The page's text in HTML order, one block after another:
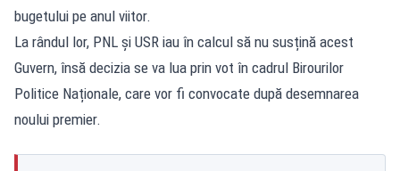
bugetului pe anul viitor.
La rândul lor, PNL și USR iau în calcul să nu susțină acest
Guvern, însă decizia se va lua prin vot în cadrul Birourilor
Politice Naționale, care vor fi convocate după desemnarea
noului premier.